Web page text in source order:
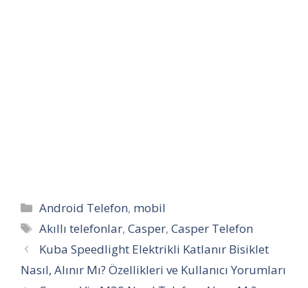
Kategoriler
Android Telefon, mobil
Etiketler
Akıllı telefonlar,Casper,Casper Telefon
Kuba Speedlight Elektrikli Katlanır Bisiklet
Nasıl, Alınır Mı? Özellikleri ve Kullanıcı Yorumları